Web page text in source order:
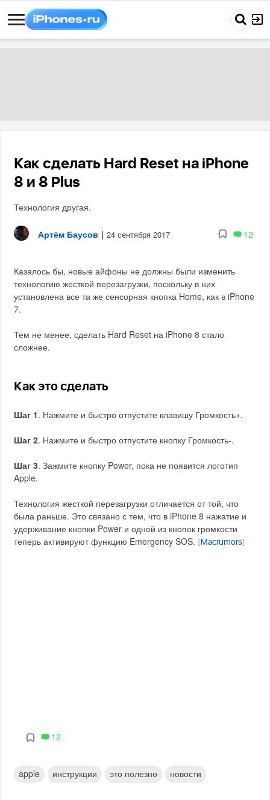
Как сделать Hard Reset на iPhone
8 и 8 Plus
Технология другая.
Артём Баусов | 24 сентября 2017 12
Казалось бы, новые айфоны не должны были изменить
технологию жесткой перезагрузки, поскольку в них
установлена все та же сенсорная кнопка Home, как в iPhone
7.
Тем не менее, сделать Hard Reset на iPhone 8 стало
сложнее.
Как это сделать
Шаг 1. Нажмите и быстро отпустите клавишу Громкость+.
Шаг 2. Нажмите и быстро отпустите кнопку Громкость-.
Шаг 3. Зажмите кнопку Power, пока не появится логотип
Apple.
Технология жесткой перезагрузки отличается от той, что
была раньше. Это связано с тем, что в iPhone 8 нажатие и
удерживание кнопки Power и одной из кнопок громкости
теперь активируют функцию Emergency SOS.
Macrumors
12
apple инструкции это полезно новости